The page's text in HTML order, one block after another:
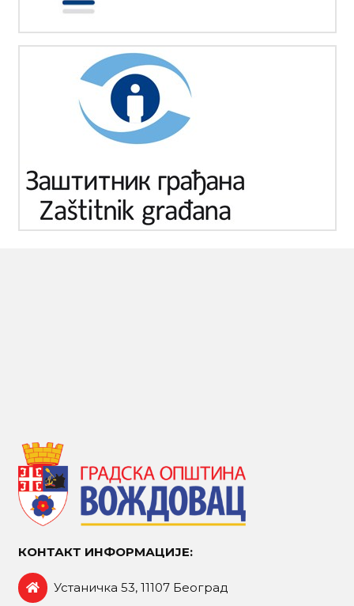
КОНТАКТ ИНФОРМАЦИЈЕ:
Устаничка 53, 11107 Београд